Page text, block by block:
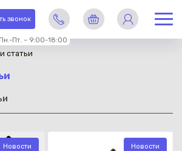
звонок
Пн.-Пт. – 9:00-18:00
статьи
Новости Новости